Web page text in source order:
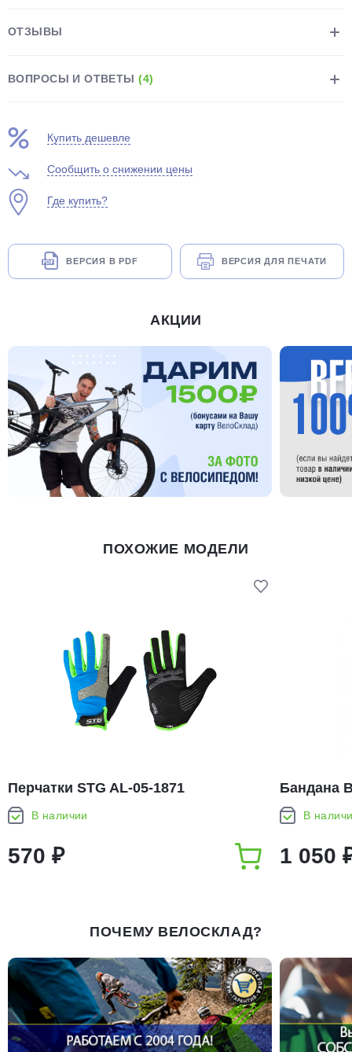
ОТЗЫВЫ
ВОПРОСЫ И ОТВЕТЫ(4)
Купить дешевле
Сообщить о снижении цены
Где купить?
ВЕРСИЯ В PDF ВЕРСИЯ ДЛЯ ПЕЧАТИ
АКЦИИ
ПОХОЖИЕ МОДЕЛИ
Перчатки STG AL-05-1871
полноразмерные
В наличии
570 ₽
Бандана
В
1 050
ПОЧЕМУ ВЕЛОСКЛАД?